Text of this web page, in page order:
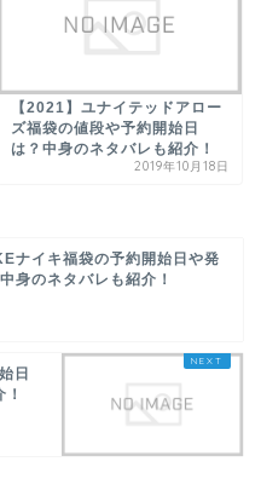
【2021】ユナイテッドアロー
ズ福袋の値段や予約開始日
は？中身のネタバレも紹介！
2019年10月18日
ナイキ福袋の予約開始日や発
身のネタバレも紹介！
日